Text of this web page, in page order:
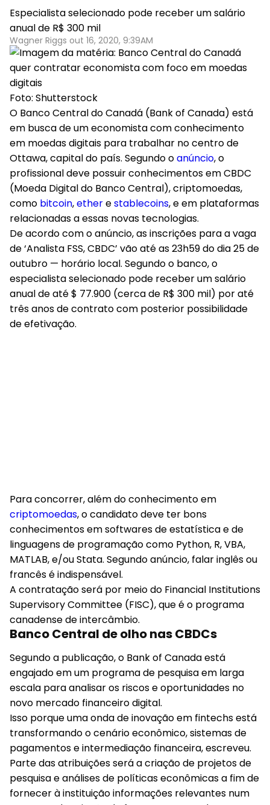
Especialista selecionado pode receber um salário
anual de R$ 300 mil
Wagner Riggs out 16, 2020, 9:39AM
Foto: Shutterstock
O Banco Central do Canadá (Bank of Canada) está
em busca de um economista com conhecimento
em moedas digitais para trabalhar no centro de
Ottawa, capital do país. Segundo oanúncio, o
profissional deve possuir conhecimentos em CBDC
(Moeda Digital do Banco Central), criptomoedas,
como bitcoin,etherestablecoins, e em plataformas
relacionadas a essas novas tecnologias.
De acordo com o anúncio, as inscrições para a vaga
de ‘Analista FSS, CBDC’ vão até as 23h59 do dia 25 de
outubro — horário local. Segundo o banco, o
especialista selecionado pode receber um salário
anual de até $ 77.900 (cerca de R$ 300 mil) por até
três anos de contrato com posterior possibilidade
de efetivação.
Para concorrer, além do conhecimento em
criptomoedas, o candidato deve ter bons
conhecimentos em softwares de estatística e de
linguagens de programação como Python, R, VBA,
MATLAB, e/ou Stata. Segundo anúncio, falar inglês ou
francês é indispensável.
A contratação será por meio do Financial Institutions
Supervisory Committee (FISC), que é o programa
canadense de intercâmbio.
Banco Central de olho nas CBDCs
Segundo a publicação, o Bank of Canada está
engajado em um programa de pesquisa em larga
escala para analisar os riscos e oportunidades no
novo mercado financeiro digital.
Isso porque uma onda de inovação em fintechs está
transformando o cenário econômico, sistemas de
pagamentos e intermediação financeira, escreveu.
Parte das atribuições será a criação de projetos de
pesquisa e análises de políticas econômicas a fim de
fornecer à instituição informações relevantes num